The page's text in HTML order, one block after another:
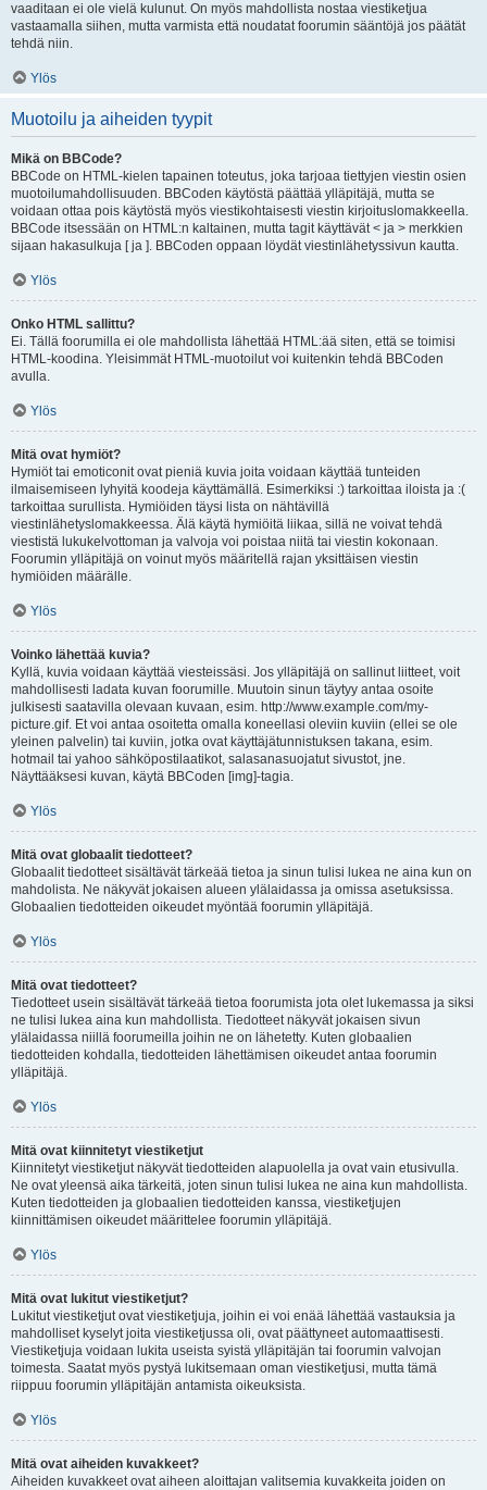
vaaditaan ei ole vielä kulunut. On myös mahdollista nostaa viestiketjua
vastaamalla siihen, mutta varmista että noudatat foorumin sääntöjä jos päätät
tehdä niin.
Ylös
Muotoilu ja aiheiden tyypit
Mikä on BBCode?
BBCode on HTML-kielen tapainen toteutus, joka tarjoaa tiettyjen viestin osien
muotoilumahdollisuuden. BBCoden käytöstä päättää ylläpitäjä, mutta se
voidaan ottaa pois käytöstä myös viestikohtaisesti viestin kirjoituslomakkeella.
BBCode itsessään on HTML:n kaltainen, mutta tagit käyttävät < ja > merkkien
sijaan hakasulkuja [ ja ]. BBCoden oppaan löydät viestinlähetyssivun kautta.
Ylös
Onko HTML sallittu?
Ei. Tällä foorumilla ei ole mahdollista lähettää HTML:ää siten, että se toimisi
HTML-koodina. Yleisimmät HTML-muotoilut voi kuitenkin tehdä BBCoden
avulla.
Ylös
Mitä ovat hymiöt?
Hymiöt tai emoticonit ovat pieniä kuvia joita voidaan käyttää tunteiden
ilmaisemiseen lyhyitä koodeja käyttämällä. Esimerkiksi :) tarkoittaa iloista ja :(
tarkoittaa surullista. Hymiöiden täysi lista on nähtävillä
viestinlähetyslomakkeessa. Älä käytä hymiöitä liikaa, sillä ne voivat tehdä
viestistä lukukelvottoman ja valvoja voi poistaa niitä tai viestin kokonaan.
Foorumin ylläpitäjä on voinut myös määritellä rajan yksittäisen viestin
hymiöiden määrälle.
Ylös
Voinko lähettää kuvia?
Kyllä, kuvia voidaan käyttää viesteissäsi. Jos ylläpitäjä on sallinut liitteet, voit
mahdollisesti ladata kuvan foorumille. Muutoin sinun täytyy antaa osoite
julkisesti saatavilla olevaan kuvaan, esim. http://www.example.com/my-
picture.gif. Et voi antaa osoitetta omalla koneellasi oleviin kuviin (ellei se ole
yleinen palvelin) tai kuviin, jotka ovat käyttäjätunnistuksen takana, esim.
hotmail tai yahoo sähköpostilaatikot, salasanasuojatut sivustot, jne.
Näyttääksesi kuvan, käytä BBCoden [img]-tagia.
Ylös
Mitä ovat globaalit tiedotteet?
Globaalit tiedotteet sisältävät tärkeää tietoa ja sinun tulisi lukea ne aina kun on
mahdolista. Ne näkyvät jokaisen alueen ylälaidassa ja omissa asetuksissa.
Globaalien tiedotteiden oikeudet myöntää foorumin ylläpitäjä.
Ylös
Mitä ovat tiedotteet?
Tiedotteet usein sisältävät tärkeää tietoa foorumista jota olet lukemassa ja siksi
ne tulisi lukea aina kun mahdollista. Tiedotteet näkyvät jokaisen sivun
ylälaidassa niillä foorumeilla joihin ne on lähetetty. Kuten globaalien
tiedotteiden kohdalla, tiedotteiden lähettämisen oikeudet antaa foorumin
ylläpitäjä.
Ylös
Mitä ovat kiinnitetyt viestiketjut
Kiinnitetyt viestiketjut näkyvät tiedotteiden alapuolella ja ovat vain etusivulla.
Ne ovat yleensä aika tärkeitä, joten sinun tulisi lukea ne aina kun mahdollista.
Kuten tiedotteiden ja globaalien tiedotteiden kanssa, viestiketjujen
kiinnittämisen oikeudet määrittelee foorumin ylläpitäjä.
Ylös
Mitä ovat lukitut viestiketjut?
Lukitut viestiketjut ovat viestiketjuja, joihin ei voi enää lähettää vastauksia ja
mahdolliset kyselyt joita viestiketjussa oli, ovat päättyneet automaattisesti.
Viestiketjuja voidaan lukita useista syistä ylläpitäjän tai foorumin valvojan
toimesta. Saatat myös pystyä lukitsemaan oman viestiketjusi, mutta tämä
riippuu foorumin ylläpitäjän antamista oikeuksista.
Ylös
Mitä ovat aiheiden kuvakkeet?
Aiheiden kuvakkeet ovat aiheen aloittajan valitsemia kuvakkeita joiden on